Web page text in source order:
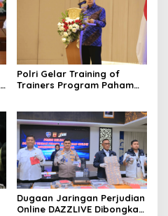
Polri Gelar Training of
Trainers Program Paham
Dugaan Jaringan Perjudian
Online DAZZLIVE Dibongkar,